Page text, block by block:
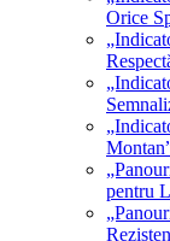
Orice
pentru